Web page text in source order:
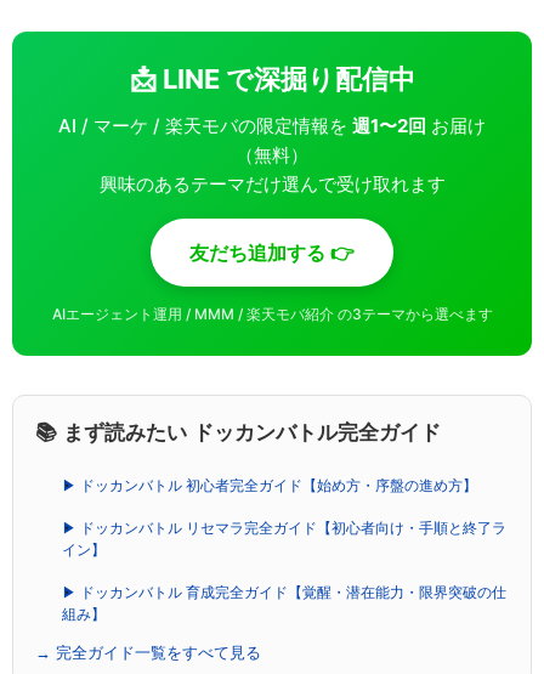
📩 LINE で深掘り配信中
AI / マーケ / 楽天モバの限定情報を 週1〜2回 お届け
（無料）
興味のあるテーマだけ選んで受け取れます
友だち追加する 👉
AIエージェント運用 / MMM / 楽天モバ紹介 の3テーマから選べます
📚 まず読みたい ドッカンバトル完全ガイド
▶ ドッカンバトル 初心者完全ガイド【始め方・序盤の進め方】
▶ ドッカンバトル リセマラ完全ガイド【初心者向け・手順と終了ラ
イン】
▶ ドッカンバトル 育成完全ガイド【覚醒・潜在能力・限界突破の仕
組み】
→ 完全ガイド一覧をすべて見る